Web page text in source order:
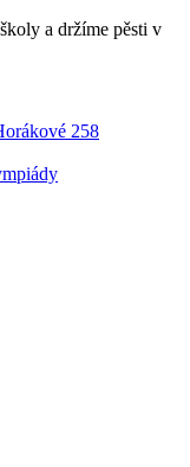
a držíme pěsti v
258